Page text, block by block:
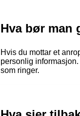
Hva bør man
Hvis du mottar et
personlig
som ringer.